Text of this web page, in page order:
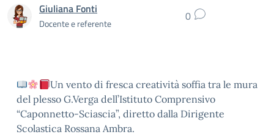
Giuliana Fonti
Docente e referente 0
Un vento di fresca creatività soffia tra le mura
del plesso G.Verga dell’Istituto Comprensivo
“Caponnetto-Sciascia”, diretto dalla Dirigente
Scolastica Rossana Ambra.